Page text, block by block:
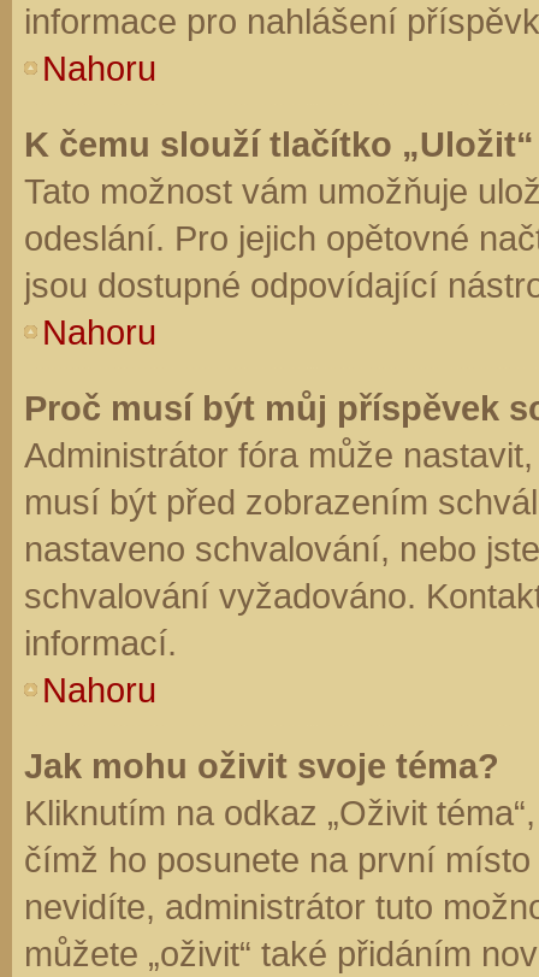
informace pro nahlášení
Nahoru
K čemu slouží tlačítko
Tato možnost vám umožňuje
odeslání. Pro jejich opětovné
jsou dostupné odpovídající
Nahoru
Proč musí být můj příspěvek
Administrátor fóra může
musí být před zobrazením
nastaveno schvalování, nebo
schvalování vyžadováno.
informací.
Nahoru
Jak mohu oživit svoje téma?
Kliknutím na odkaz „Oživit
čímž ho posunete na první
nevidíte, administrátor tuto
můžete „oživit“ také přidáním